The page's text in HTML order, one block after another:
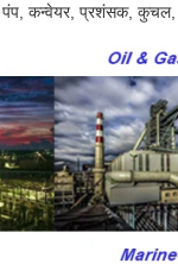
पंप, कन्वेयर, प्रशंसक,